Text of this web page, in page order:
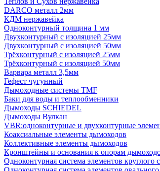
DARCO металл 2мм
КДМ нержавейка
Одноконтурный толщина 1 мм
Двухконтурный с изоляцией 25мм
Двухконтурный с изоляцией 50мм
Трёхконтурный с изоляцией 25мм
Трёхконтурный с изоляцией 50мм
Варвара металл 3,5мм
Гефест чугунный
Дымоходные системы TMF
Баки для воды и теплообменники
Дымоходы SCHIEDEL
Дымоходы Вулкан
VBR:одноконтурные и двухконтурные
Коаксиальные элементы дымоходов
Коллективные элементы дымоходов
Кронштейны и основания к опорам
Одноконтурная система элементов круглого